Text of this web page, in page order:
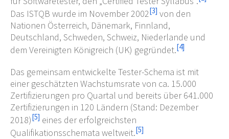
Das ISTQB wurde im November 2002[3] von den
Nationen Österreich, Dänemark, Finnland,
Deutschland, Schweden, Schweiz, Niederlande und
dem Vereinigten Königreich (UK) gegründet.[4]
Das gemeinsam entwickelte Tester-Schema ist mit
einer geschätzten Wachstumsrate von ca. 15.000
Zertifizierungen pro Quartal und bereits über 641.000
Zertifizierungen in 120 Ländern (Stand: Dezember
2018)[5] eines der erfolgreichsten
Qualifikationsschemata weltweit.[5]